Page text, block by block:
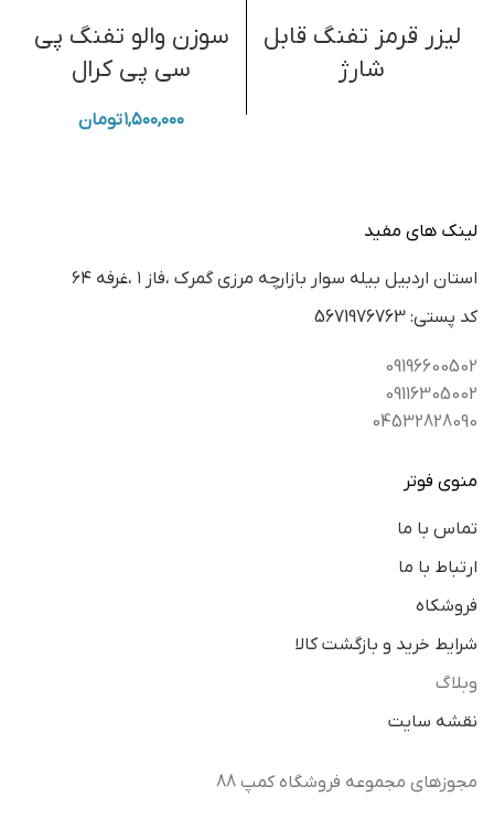
لیزر قرمز تفنگ قابل
شارژ
سوزن والو تفنگ پی
سی پی کرال
۱,۵۰۰,۰۰۰تومان
لینک های مفید
استان اردبيل بيله سوار بازارچه مرزي گمرك ،فاز ١ ،غرفه ٦٤
كد پستي: 5671976763
09196600502
09116305002
04532828090
منوی فوتر
تماس با ما
ارتباط با ما
فروشکاه
شرایط خرید و بازگشت کالا
وبلاگ
نقشه سایت
مجوزهای مجموعه فروشگاه کمپ 88